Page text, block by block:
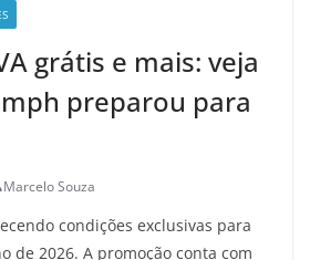
grátis e mais: veja
preparou para
Marcelo Souza
condições exclusivas para
de 2026. A promoção conta com